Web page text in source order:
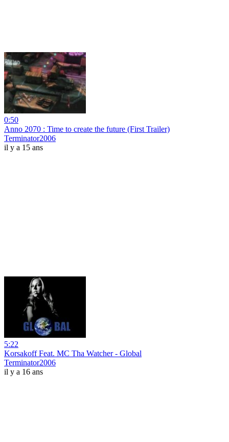
0:50
Anno 2070 : Time to create the future (First Trailer)
Terminator2006
il y a 15 ans
5:22
Korsakoff Feat. MC Tha Watcher - Global
Terminator2006
il y a 16 ans